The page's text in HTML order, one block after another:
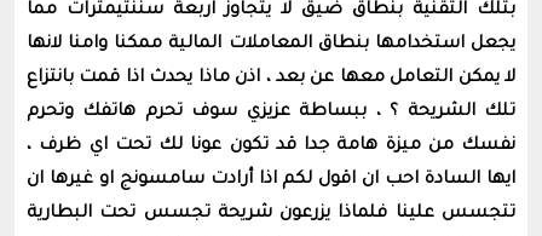
بتلك التقنية بنطاق ضيق لا يتجاوز اربعة سننتيمترات مما
يجعل استخدامها بنطاق المعاملات المالية ممكنا وامنا لانها
لا يمكن التعامل معها عن بعد ، اذن ماذا يحدث اذا قمت بانتزاع
تلك الشريحة ؟ ، ببساطة عزيزي سوف تحرم هاتفك وتحرم
نفسك من ميزة هامة جدا قد تكون عونا لك تحت اي ظرف ،
ايها السادة احب ان اقول لكم اذا أرادت سامسونج او غيرها ان
تتجسس علينا فلماذا يزرعون شريحة تجسس تحت البطارية